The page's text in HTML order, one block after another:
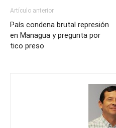
Artículo anterior
País condena brutal represión
en Managua y pregunta por
tico preso